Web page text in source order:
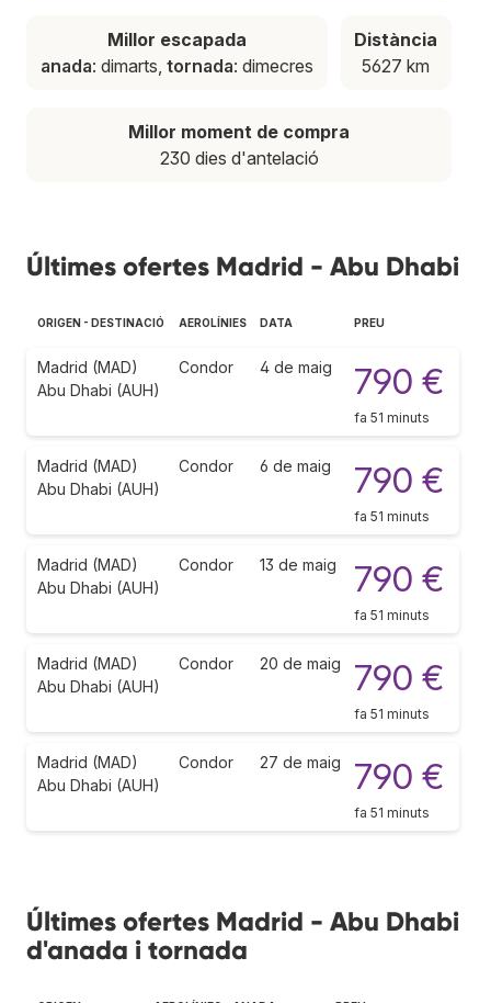
Millor escapada
anada: dimarts, tornada: dimecres
Distància
5627 km
Millor moment de compra
230 dies d'antelació
Últimes ofertes Madrid - Abu Dhabi
ORIGEN - DESTINACIÓ AEROLÍNIES DATA PREU
Madrid (MAD)
Abu Dhabi (AUH)
Condor 4 de maig 790 €
fa 51 minuts
Madrid (MAD)
Abu Dhabi (AUH)
Condor 6 de maig 790 €
fa 51 minuts
Madrid (MAD)
Abu Dhabi (AUH)
Condor 13 de maig 790 €
fa 51 minuts
Madrid (MAD)
Abu Dhabi (AUH)
Condor 20 de maig 790 €
fa 51 minuts
Madrid (MAD)
Abu Dhabi (AUH)
Condor 27 de maig 790 €
fa 51 minuts
Últimes ofertes Madrid - Abu Dhabi
d'anada i tornada